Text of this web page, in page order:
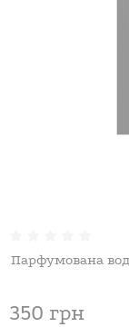
Парфумована
350 грн